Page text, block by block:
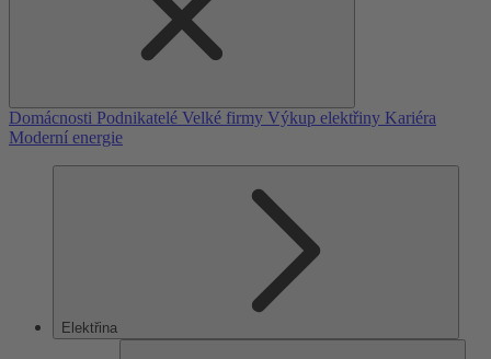
Domácnosti Podnikatelé Velké firmy Výkup elektřiny Kariéra
Moderní energie
Elektřina